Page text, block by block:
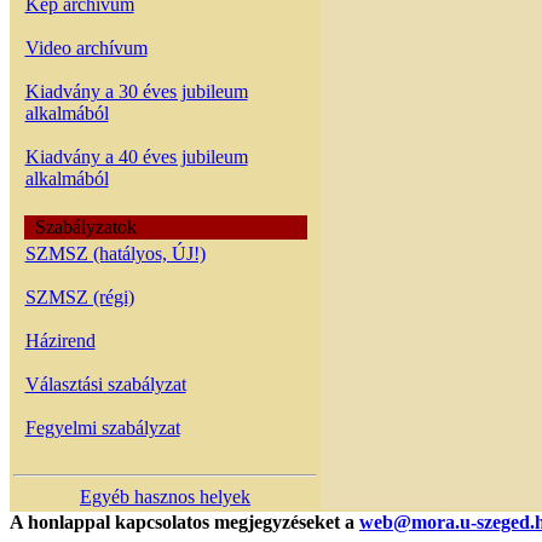
Kép archívum
Video archívum
Kiadvány a 30 éves jubileum
alkalmából
Kiadvány a 40 éves jubileum
alkalmából
Szabályzatok
SZMSZ (hatályos, ÚJ!)
SZMSZ (régi)
Házirend
Választási szabályzat
Fegyelmi szabályzat
Egyéb hasznos helyek
A honlappal kapcsolatos megjegyzéseket a web@mora.u-